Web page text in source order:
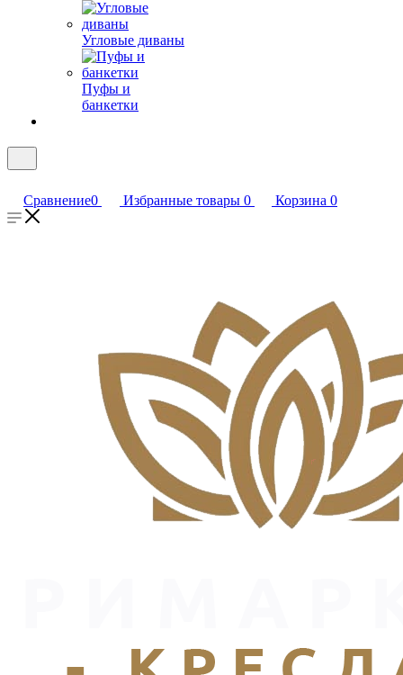
Угловые диваны
Пуфы и
банкетки
Сравнение0 Избранные товары 0 Корзина 0